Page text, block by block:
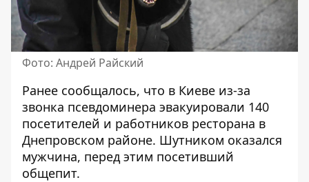
Фото: Андрей Райский
Ранее сообщалось, что в Киеве из-за
звонка псевдоминера эвакуировали 140
посетителей и работников ресторана в
Днепровском районе. Шутником оказался
мужчина, перед этим посетивший
общепит.